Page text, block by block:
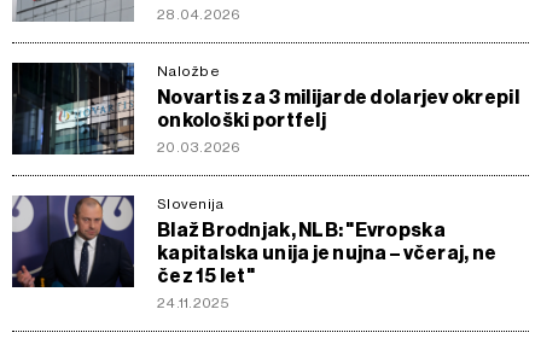
28.04.2026
Naložbe
Novartis za 3 milijarde dolarjev okrepil
onkološki portfelj
20.03.2026
Slovenija
Blaž Brodnjak, NLB: "Evropska
kapitalska unija je nujna – včeraj, ne
čez 15 let"
24.11.2025